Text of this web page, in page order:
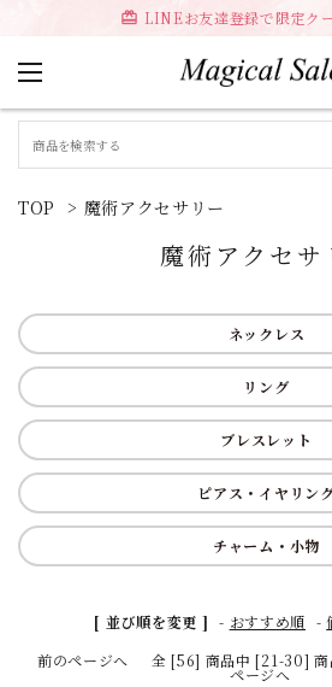
card_giftcard LINEお友達登録で限定ク
TOP > 魔術アクセサリー
魔術アクセサ
ネックレス
リング
ブレスレット
ピアス・イヤリン
チャーム・小物
[ 並び順を変更 ] - おすすめ順 -
前のページへ
全 [56] 商品中 [21-30] 商
ページへ